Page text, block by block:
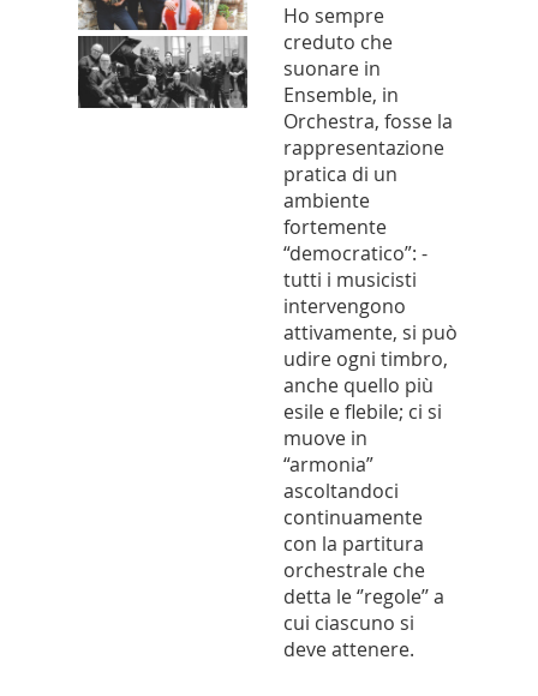
Ho sempre
creduto che
suonare in
Ensemble, in
Orchestra, fosse la
rappresentazione
pratica di un
ambiente
fortemente
“democratico”: -
tutti i musicisti
intervengono
attivamente, si può
udire ogni timbro,
anche quello più
esile e flebile; ci si
muove in
“armonia”
ascoltandoci
continuamente
con la partitura
orchestrale che
detta le ‘’regole’’ a
cui ciascuno si
deve attenere.